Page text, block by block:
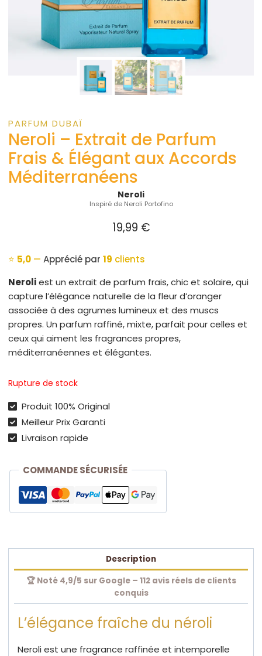
PARFUM DUBAÏ
Neroli – Extrait de Parfum
Frais & Élégant aux Accords
Méditerranéens
Neroli
Inspiré de Neroli Portofino
19,99 €
⭐ 5,0— Apprécié par 19 clients
Neroliest un extrait de parfum frais, chic et solaire, qui
capture l’élégance naturelle de la fleur d’oranger
associée à des agrumes lumineux et des muscs
propres. Un parfum raffiné, mixte, parfait pour celles et
ceux qui aiment les fragrances propres,
méditerranéennes et élégantes.
Rupture de stock
Produit 100% Original
Meilleur Prix Garanti
Livraison rapide
COMMANDE SÉCURISÉE
Description
🏆 Noté 4,9/5 sur Google – 112 avis réels de clients
conquis
L’élégance fraîche du néroli
Neroli est une fragrance raffinée et intemporelle